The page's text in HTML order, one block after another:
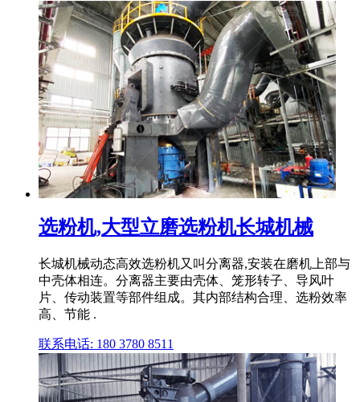
选粉机,大型立磨选粉机长城机械
长城机械动态高效选粉机又叫分离器,安装在磨机上部与
中壳体相连。分离器主要由壳体、笼形转子、导风叶
片、传动装置等部件组成。其内部结构合理、选粉效率
高、节能 .
联系电话: 180 3780 8511